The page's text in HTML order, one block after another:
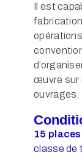
Il est
œuvre sur
ouvrages.
15 places
classe de